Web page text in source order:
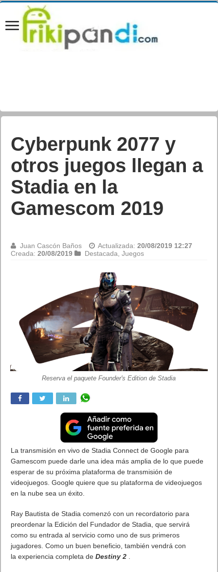
Cyberpunk 2077 y
otros juegos llegan a
Stadia en la
Gamescom 2019
Juan Cascón Baños Actualizada:20/08/2019 12:27
Creada:20/08/2019 Destacada ,Juegos
Reserva el paquete Founder's Edition de Stadia
La transmisión en vivo de Stadia Connect de Google para
Gamescom puede darle una idea más amplia de lo que puede
esperar de su próxima plataforma de transmisión de
videojuegos. Google quiere que su plataforma de videojuegos
en la nube sea un éxito.
Ray Bautista de Stadia comenzó con un recordatorio para
preordenar la Edición del Fundador de Stadia, que servirá
como su entrada al servicio como uno de sus primeros
jugadores. Como un buen beneficio, también vendrá con
la experiencia completa deDestiny 2 .